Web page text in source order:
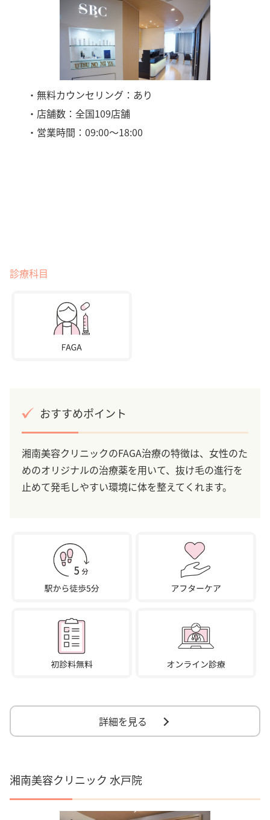
・無料カウンセリング：あり
・店舗数：全国109店舗
・営業時間：09:00〜18:00
診療科目
おすすめポイント
湘南美容クリニックのFAGA治療の特徴は、女性のた
めのオリジナルの治療薬を用いて、抜け毛の進行を
止めて発毛しやすい環境に体を整えてくれます。
詳細を見る
湘南美容クリニック 水戸院